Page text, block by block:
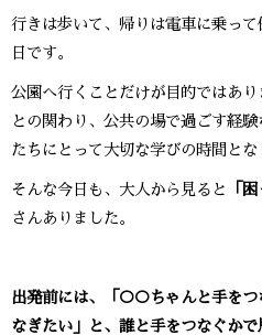
行きは歩いて、帰りは電車に乗っ
日です。
公園へ行くことだけが目的ではあ
との関わり、公共の場で過ごす経
たちにとって大切な学びの時間とな
そんな今日も、大人から見ると 「
さんありました。
出発前には、「○○ちゃんと手をつ
なぎたい」と、誰と手をつなぐかで